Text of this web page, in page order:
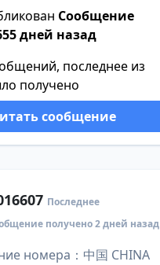
Сообщение
дней назад
последнее из
получено
сообщение
Последнее
получено 2 дней назад
номера：中国 CHINA